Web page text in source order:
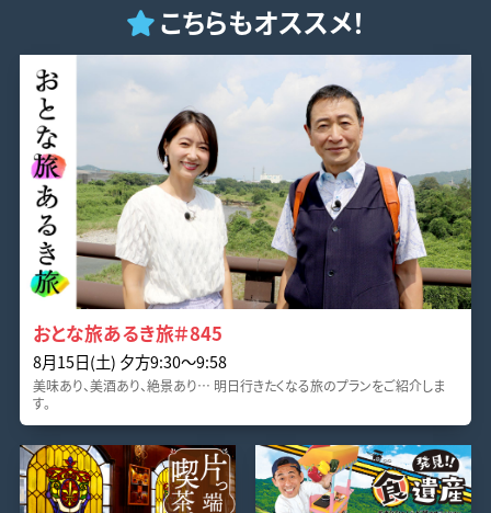
こちらもオススメ！
おとな旅あるき旅＃845
8月15日(土) 夕方9:30〜9:58
美味あり、美酒あり、絶景あり… 明日行きたくなる旅のプランをご紹介しま
す。